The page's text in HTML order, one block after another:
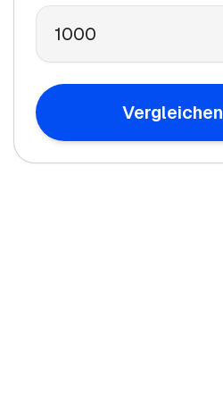
Vergleichen